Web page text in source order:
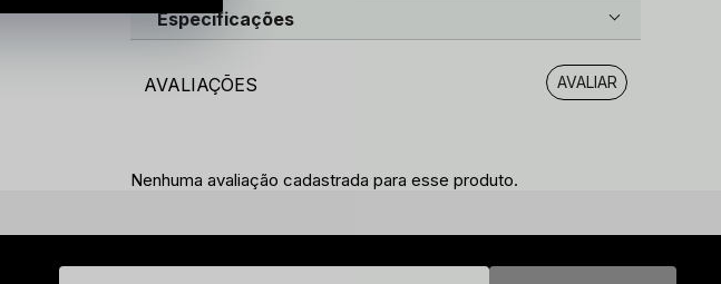
Especificações
Nenhuma avaliação cadastrada para esse produto.